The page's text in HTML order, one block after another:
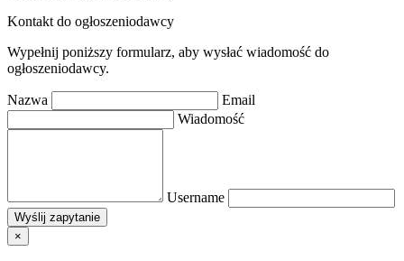
Kontakt do ogłoszeniodawcy
Wypełnij poniższy formularz, aby wysłać wiadomość do
ogłoszeniodawcy.
Nazwa
Email
Wiadomość
Username
×